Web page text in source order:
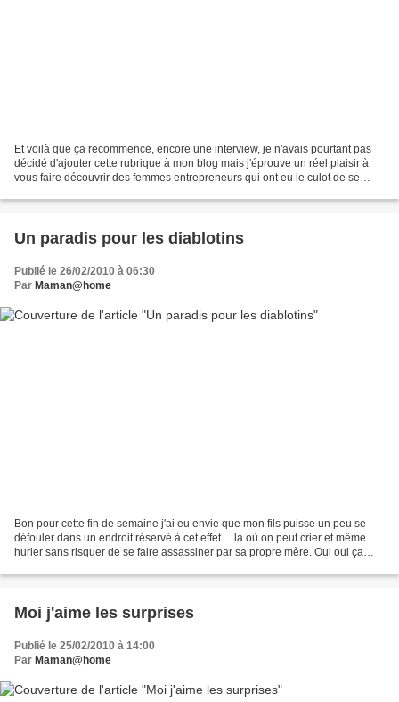
Et voilà que ça recommence, encore une interview, je n'avais pourtant pas
décidé d'ajouter cette rubrique à mon blog mais j'éprouve un réel plaisir à
vous faire découvrir des femmes entrepreneurs qui ont eu le culot de se
Un paradis pour les diablotins
Publié le 26/02/2010 à 06:30
Par Maman@home
Bon pour cette fin de semaine j'ai eu envie que mon fils puisse un peu se
défouler dans un endroit réservé à cet effet ... là où on peut crier et même
hurler sans risquer de se faire assassiner par sa propre mère. Oui oui ça
Moi j'aime les surprises
Publié le 25/02/2010 à 14:00
Par Maman@home